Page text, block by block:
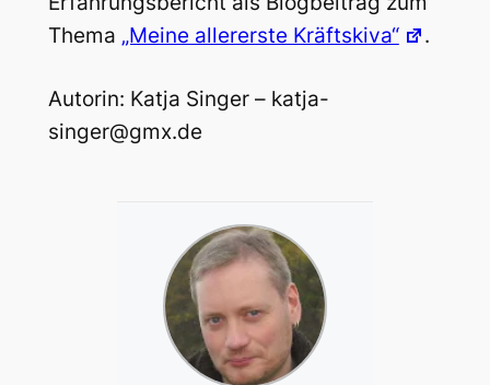
Thema „Meine allererste Kräftskiva“ .
Autorin: Katja Singer – katja-
singer@gmx.de